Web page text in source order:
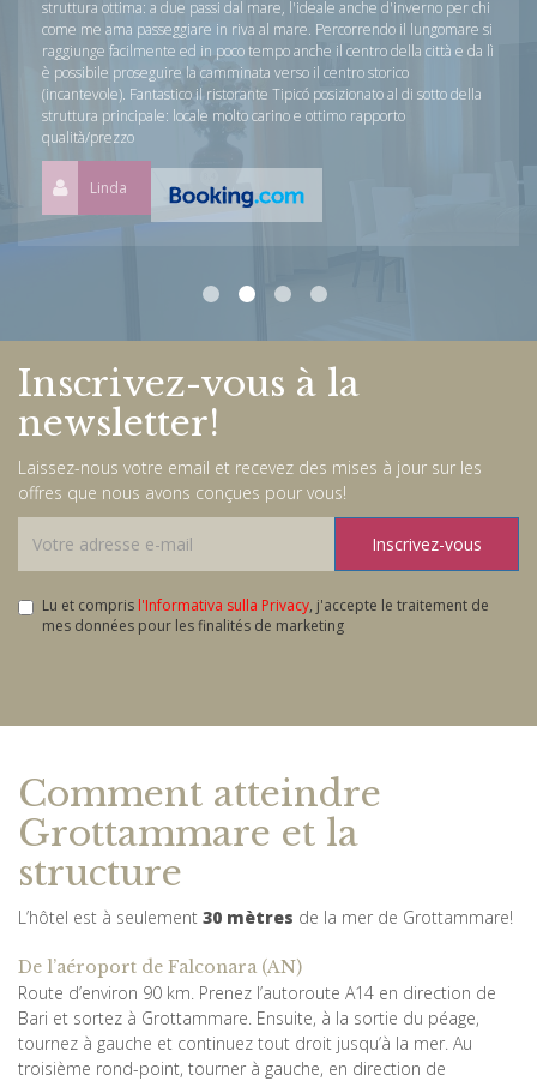
struttura ottima: a due passi dal mare, l'ideale anche d'inverno per chi
come me ama passeggiare in riva al mare. Percorrendo il lungomare si
raggiunge facilmente ed in poco tempo anche il centro della città e da lì
è possibile proseguire la camminata verso il centro storico
(incantevole). Fantastico il ristorante Tipicó posizionato al di sotto della
struttura principale: locale molto carino e ottimo rapporto
qualità/prezzo
Linda
Inscrivez-vous à la
newsletter!
Laissez-nous votre email et recevez des mises à jour sur les
offres que nous avons conçues pour vous!
Inscrivez-vous
Lu et compris l'Informativa sulla Privacy, j'accepte le traitement de
mes données pour les finalités de marketing
Comment atteindre
Grottammare et la
structure
L’hôtel est à seulement 30 mètres de la mer de Grottammare!
De l’aéroport de Falconara (AN)
Route d’environ 90 km. Prenez l’autoroute A14 en direction de
Bari et sortez à Grottammare. Ensuite, à la sortie du péage,
tournez à gauche et continuez tout droit jusqu’à la mer. Au
troisième rond-point, tourner à gauche, en direction de